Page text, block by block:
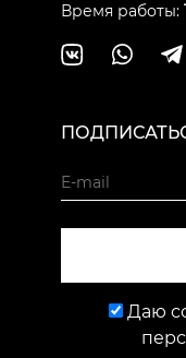
Время работы:
Даю